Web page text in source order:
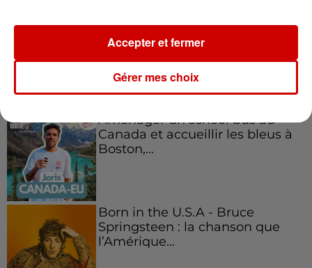
Kelly Massol, figure
emblématique de
Aménager un school bus au
Canada et accueillir les bleus à
Boston,...
Born in the U.S.A - Bruce
Springsteen : la chanson que
l’Amérique...
Gérer mes choix
Accepter et fermer